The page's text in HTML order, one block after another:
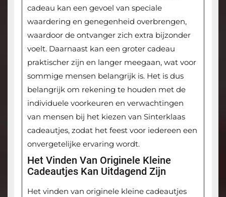
cadeau kan een gevoel van speciale
waardering en genegenheid overbrengen,
waardoor de ontvanger zich extra bijzonder
voelt. Daarnaast kan een groter cadeau
praktischer zijn en langer meegaan, wat voor
sommige mensen belangrijk is. Het is dus
belangrijk om rekening te houden met de
individuele voorkeuren en verwachtingen
van mensen bij het kiezen van Sinterklaas
cadeautjes, zodat het feest voor iedereen een
onvergetelijke ervaring wordt.
Het Vinden Van Originele Kleine
Cadeautjes Kan Uitdagend Zijn
Het vinden van originele kleine cadeautjes